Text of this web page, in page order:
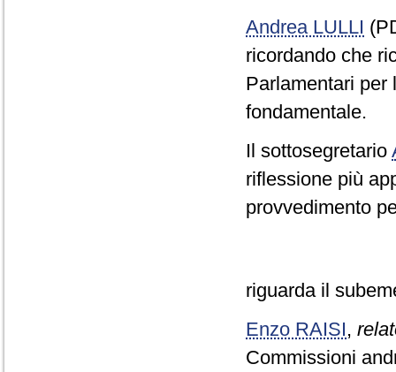
Andrea LULLI
ricordando che
Parlamentari per
fondamentale.
Il sottosegretario
riflessione più
provvedimento
riguarda il
Enzo RAISI,
Commissioni